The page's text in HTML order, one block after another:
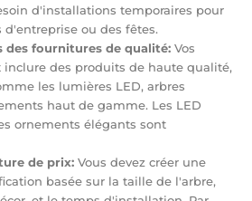
d'installations temporaires pour
d'entreprise ou des fêtes.
des fournitures de qualité: Vos
inclure des produits de haute qualité,
les lumières LED, arbres
haut de gamme. Les LED
ornements élégants sont
de prix: Vous devez créer une
basée sur la taille de l'arbre,